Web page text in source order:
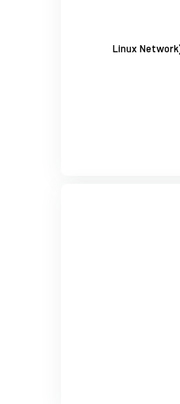
دوره پیشرفته شبکه لینوکس (Linux Network